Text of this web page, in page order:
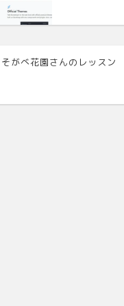
そがべ花園さんのレッスン